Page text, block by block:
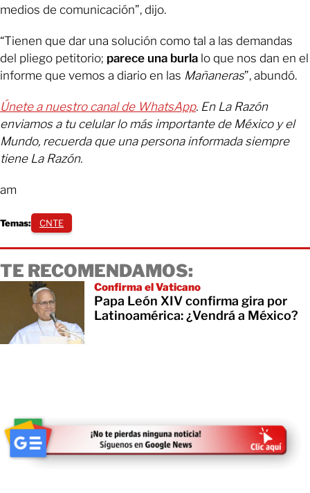
medios de comunicación”, dijo.
“Tienen que dar una solución como tal a las demandas
del pliego petitorio; parece una burla lo que nos dan en el
informe que vemos a diario en las Mañaneras”, abundó.
Únete a nuestro canal de WhatsApp. En La Razón
enviamos a tu celular lo más importante de México y el
Mundo, recuerda que una persona informada siempre
tiene La Razón.
am
Temas: CNTE
TE RECOMENDAMOS:
Confirma el Vaticano
Papa León XIV confirma gira por
Latinoamérica: ¿Vendrá a México?